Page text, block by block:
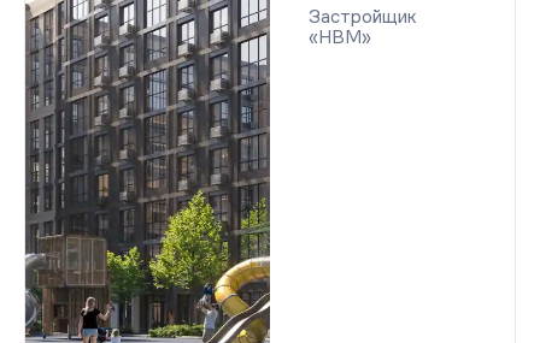
Застройщик
«НВМ»